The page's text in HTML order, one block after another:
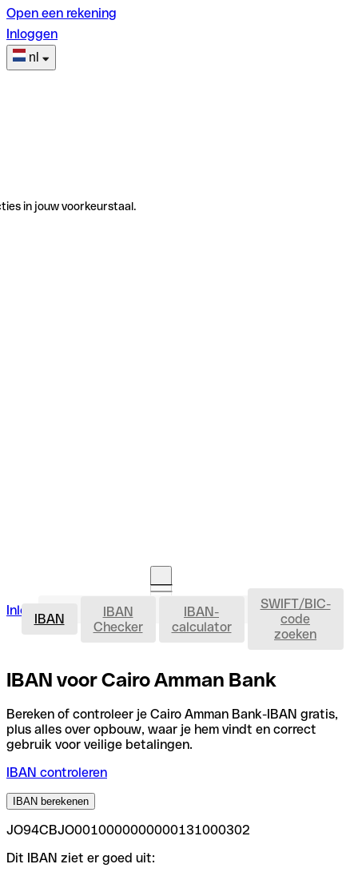
Open een rekening
Inloggen
nl
in jouw voorkeurstaal.
Inloggen Rekening openen IBAN
IBAN
IBAN
Checker
IBAN-
calculator
SWIFT/BIC-
code
zoeken
IBAN voor Cairo Amman Bank
Bereken of controleer je Cairo Amman Bank-IBAN gratis,
plus alles over opbouw, waar je hem vindt en correct
gebruik voor veilige betalingen.
IBAN controleren
IBAN berekenen
JO94CBJO0010000000000131000302
Dit IBAN ziet er goed uit: